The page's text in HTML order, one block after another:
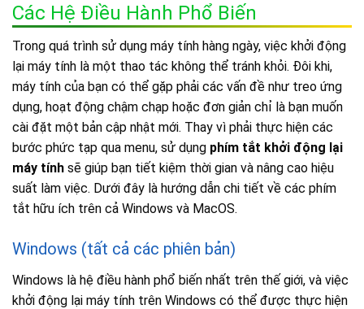
Các Hệ Điều Hành Phổ Biến
Trong quá trình sử dụng máy tính hàng ngày, việc khởi động
lại máy tính là một thao tác không thể tránh khỏi. Đôi khi,
máy tính của bạn có thể gặp phải các vấn đề như treo ứng
dụng, hoạt động chậm chạp hoặc đơn giản chỉ là bạn muốn
cài đặt một bản cập nhật mới. Thay vì phải thực hiện các
bước phức tạp qua menu, sử dụng phím tắt khởi động lại
máy tính sẽ giúp bạn tiết kiệm thời gian và nâng cao hiệu
suất làm việc. Dưới đây là hướng dẫn chi tiết về các phím
tắt hữu ích trên cả Windows và MacOS.
Windows (tất cả các phiên bản)
Windows là hệ điều hành phổ biến nhất trên thế giới, và việc
khởi động lại máy tính trên Windows có thể được thực hiện